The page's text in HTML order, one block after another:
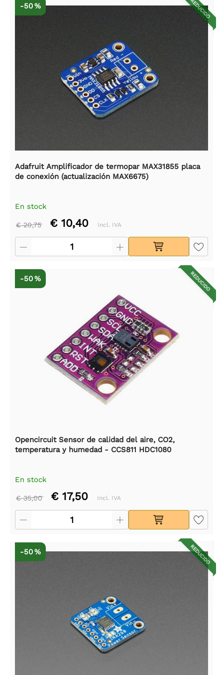
REDUCIDO
-50 %
Adafruit Amplificador de termopar MAX31855 placa
de conexión (actualización MAX6675)
En stock
€ 20,75 € 10,40 Incl. IVA
REDUCIDO
-50 %
Opencircuit Sensor de calidad del aire, CO2,
temperatura y humedad - CCS811 HDC1080
En stock
€ 35,00 € 17,50 Incl. IVA
REDUCIDO
-50 %